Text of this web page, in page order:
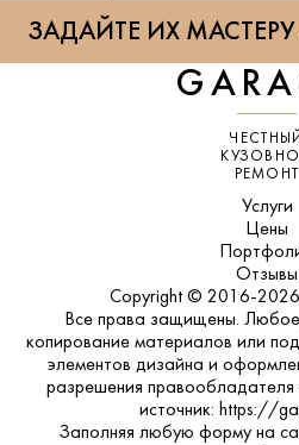
ЗАДАЙТЕ ИХ
ЧЕСТНЫЙ
РЕМОНТ
Услуги
Цены
Отзывы
Copyright © 2016-
Все права защищены.
копирование материалов или
элементов дизайна и
разрешения правообладателя
источник: https://
Заполняя любую форму на